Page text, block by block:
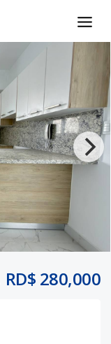
RD$ 280,000
a estrenar en